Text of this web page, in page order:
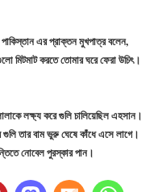
পাকিস্তান এর প্রাক্তন মুখপাত্র বলেন,
মিটমাট করতে তোমার ঘরে ফেরা উচিৎ।
লক্ষ্য করে গুলি চালিয়েছিল এহসান।
তার বাম ভুরু ঘেষে কাঁধে এসে লাগে।
নোবেল পুরস্কার পান।